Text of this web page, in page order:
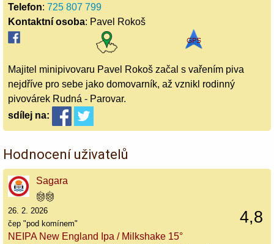
Telefon: 725 807 799
Kontaktní osoba: Pavel Rokoš
Majitel minipivovaru Pavel Rokoš začal s vařením piva
nejdříve pro sebe jako domovarník, až vznikl rodinný
pivovárek Rudná - Parovar.
sdílej na:
Hodnocení uživatelů
Sagara
4,8
26. 2. 2026
čep "pod komínem"
NEIPA New England Ipa / Milkshake 15°